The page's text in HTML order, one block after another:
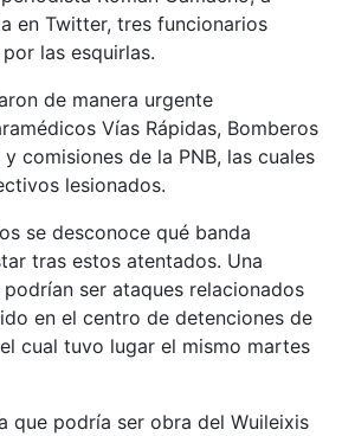
en Twitter, tres funcionarios
las esquirlas.
de manera urgente
Vías Rápidas, Bomberos
comisiones de la PNB, las cuales
lesionados.
se desconoce qué banda
tras estos atentados. Una
ser ataques relacionados
en el centro de detenciones de
cual tuvo lugar el mismo martes
que podría ser obra del Wuileixis